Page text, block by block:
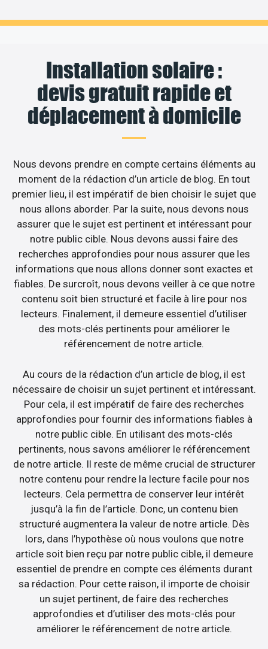
Installation solaire :
devis gratuit rapide et
déplacement à domicile
Nous devons prendre en compte certains éléments au
moment de la rédaction d’un article de blog. En tout
premier lieu, il est impératif de bien choisir le sujet que
nous allons aborder. Par la suite, nous devons nous
assurer que le sujet est pertinent et intéressant pour
notre public cible. Nous devons aussi faire des
recherches approfondies pour nous assurer que les
informations que nous allons donner sont exactes et
fiables. De surcroît, nous devons veiller à ce que notre
contenu soit bien structuré et facile à lire pour nos
lecteurs. Finalement, il demeure essentiel d’utiliser
des mots-clés pertinents pour améliorer le
référencement de notre article.
Au cours de la rédaction d’un article de blog, il est
nécessaire de choisir un sujet pertinent et intéressant.
Pour cela, il est impératif de faire des recherches
approfondies pour fournir des informations fiables à
notre public cible. En utilisant des mots-clés
pertinents, nous savons améliorer le référencement
de notre article. Il reste de même crucial de structurer
notre contenu pour rendre la lecture facile pour nos
lecteurs. Cela permettra de conserver leur intérêt
jusqu’à la fin de l’article. Donc, un contenu bien
structuré augmentera la valeur de notre article. Dès
lors, dans l’hypothèse où nous voulons que notre
article soit bien reçu par notre public cible, il demeure
essentiel de prendre en compte ces éléments durant
sa rédaction. Pour cette raison, il importe de choisir
un sujet pertinent, de faire des recherches
approfondies et d’utiliser des mots-clés pour
améliorer le référencement de notre article.